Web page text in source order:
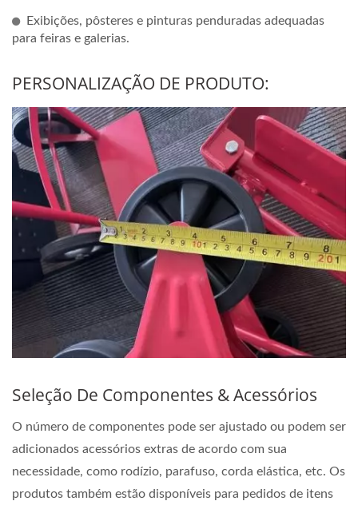
Exibições, pôsteres e pinturas penduradas adequadas
para feiras e galerias.
PERSONALIZAÇÃO DE PRODUTO:
Seleção De Componentes & Acessórios
O número de componentes pode ser ajustado ou podem ser
adicionados acessórios extras de acordo com sua
necessidade, como rodízio, parafuso, corda elástica, etc. Os
produtos também estão disponíveis para pedidos de itens